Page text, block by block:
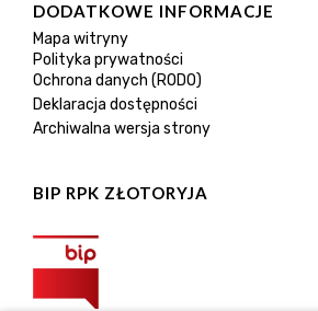
DODATKOWE INFORMACJE
Mapa witryny
Polityka prywatności
Ochrona danych (RODO)
Deklaracja dostępności
Archiwalna wersja strony
BIP RPK ZŁOTORYJA